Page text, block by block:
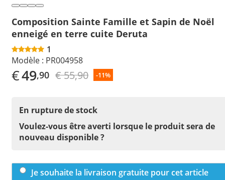
Composition Sainte Famille et Sapin de Noël
enneigé en terre cuite Deruta
1
Modèle : PR004958
€49,90 € 55,90 -11%
En rupture de stock
Voulez-vous être averti lorsque le produit sera de
nouveau disponible ?
Je souhaite la livraison gratuite pour cet article